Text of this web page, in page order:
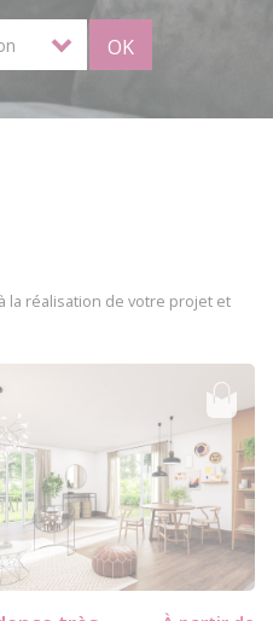
OK
la réalisation de votre projet et